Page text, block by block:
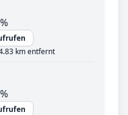
km entfernt